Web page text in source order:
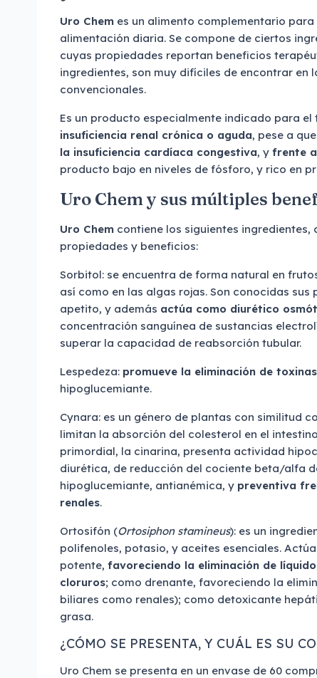
Uro Chem es un alimento complementario
alimentación diaria. Se compone de ciertos
cuyas propiedades reportan beneficios
ingredientes, son muy difíciles de encontrar en
convencionales.
Es un producto especialmente indicado para
insuficiencia renal crónica o aguda, pese a
la insuficiencia cardíaca congestiva, y frente
producto bajo en niveles de fósforo, y rico en
Uro Chem y sus múltiples
Uro Chem contiene los siguientes ingredientes,
propiedades y beneficios:
Sorbitol: se encuentra de forma natural en
así como en las algas rojas. Son conocidas
apetito, y además actúa como diurético
concentración sanguínea de sustancias
superar la capacidad de reabsorción tubular.
Lespedeza: promueve la eliminación de
hipoglucemiante.
Cynara: es un género de plantas con similitud
limitan la absorción del colesterol en el
primordial, la cinarina, presenta actividad
diurética, de reducción del cociente beta/alfa
hipoglucemiante, antianémica, y preventiva
renales.
Ortosifón (Ortosiphon stamineus): es un
polifenoles, potasio, y aceites esenciales.
potente, favoreciendo la eliminación de
cloruros; como drenante, favoreciendo la
biliares como renales); como detoxicante
grasa.
¿CÓMO SE PRESENTA, Y CUÁL ES SU
Uro Chem se presenta en un envase de 60